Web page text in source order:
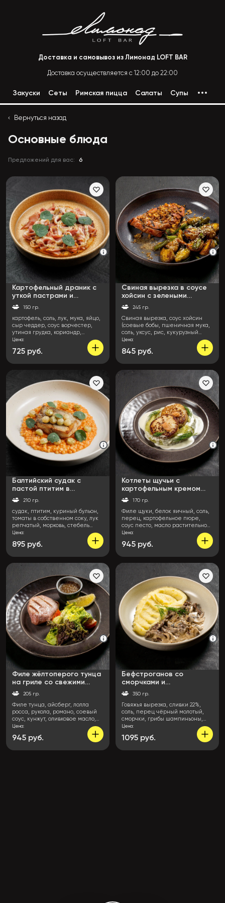
Доставка и самовывоз из Лимонад LOFT BAR
Доставка осуществляется с 12:00 до 22:00
Закуски Сеты Римская пицца Салаты Супы
Вернуться назад
Основные блюда
Предложений для вас: 6
Картофельный драник с
уткой пастрами и
медово-горчичным
соусом
150 гр.
картофель, соль, лук, мука, яйцо,
сыр чеддер, соус ворчестер,
утиная грудка, кориандр,
паприка, чеснок, перец,
горчица зернистая, винный
уксус, мёд, масло растительное,
Цена:
725 руб.
В
корзину
Свиная вырезка в соусе
хойсин с зелеными
овощами
245 гр.
Свиная вырезка, соус хойсин
(соевые бобы, пшеничная мука,
соль, уксус, рис, кукурузный
крахмал, сахар, белый кунжут,
перец чили), растительное
масло, чеснок, картофель,
брокколи, цветная капуста,
морковь, соль, перец чёрный
молотый, соус терияки
Цена:
845 руб.
В
Балтийский судак с
пастой птитим в
томатном соусе с
кабачком
210 гр.
судак, птитим, куриный бульон,
томаты в собственном соку, лук
репчатый, морковь, стебель
сельдерея, тимьян, белое сухое
перец, сливки, микрозелень,
Цена:
895 руб.
В
корзину
Котлеты щучьи с
картофельным кремом
песто и соусом с голубым
сыром
170 гр.
Филе щуки, белок яичный, соль,
перец, картофельное пюре,
соус песто, масло растительное,
сливки 22%, сыр дорблю, икра
Цена:
945 руб.
В
Филе жёлтоперого тунца
на гриле со свежими
овощами
205 гр.
Филе тунца, айсберг, лолла
росса, рукола, романо, соевый
соус, кунжут, оливковое масло,
соль, лимон
Цена:
945 руб.
В
корзину
Бефстроганов со
сморчками и
картофельным пюре
350 гр.
Говяжья вырезка, сливки 22%,
соль, перец чёрный молотый,
сморчки, грибы шампиньоны,
лук репчатый, солёные огурцы,
картофельное пюре, лук фри,
Цена:
1095 руб.
В